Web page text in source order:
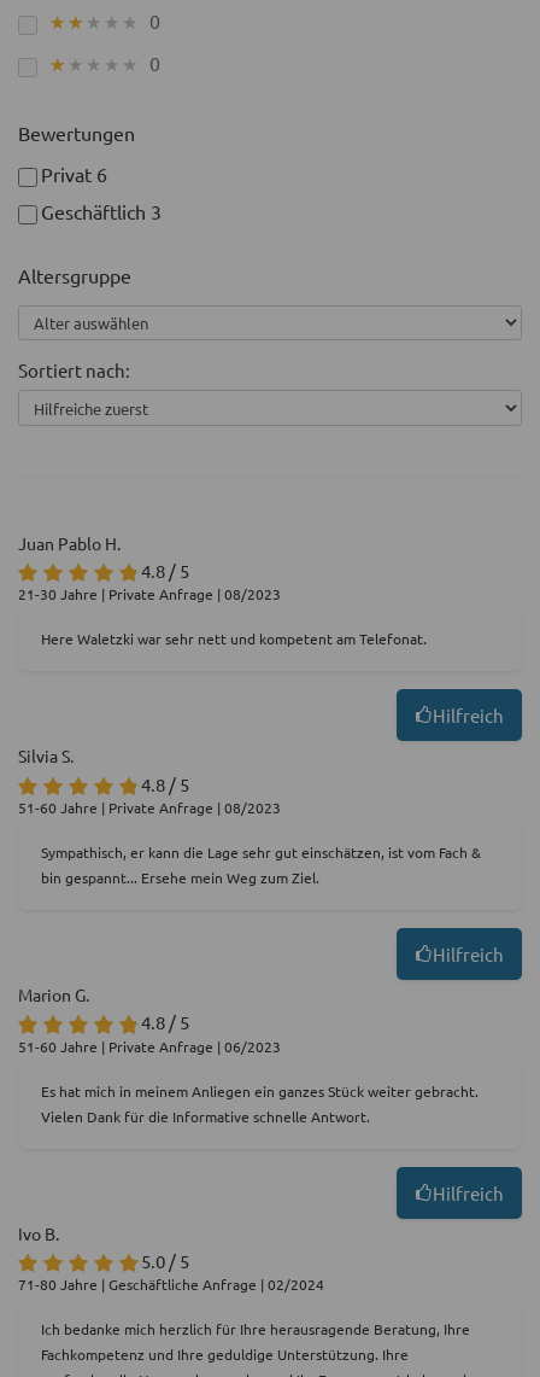
★★★★★
★★★★★ 0
★★★★★
★★★★★ 0
Bewertungen
Privat 6
Geschäftlich 3
Altersgruppe
Sortiert nach:
Juan Pablo H.
4.8 / 5
21-30 Jahre | Private Anfrage | 08/2023
Here Waletzki war sehr nett und kompetent am Telefonat.
Hilfreich
Silvia S.
4.8 / 5
51-60 Jahre | Private Anfrage | 08/2023
Sympathisch, er kann die Lage sehr gut einschätzen, ist vom Fach &
bin gespannt... Ersehe mein Weg zum Ziel.
Hilfreich
Marion G.
4.8 / 5
51-60 Jahre | Private Anfrage | 06/2023
Es hat mich in meinem Anliegen ein ganzes Stück weiter gebracht.
Vielen Dank für die Informative schnelle Antwort.
Hilfreich
Ivo B.
5.0 / 5
71-80 Jahre | Geschäftliche Anfrage | 02/2024
Ich bedanke mich herzlich für Ihre herausragende Beratung, Ihre
Fachkompetenz und Ihre geduldige Unterstützung. Ihre